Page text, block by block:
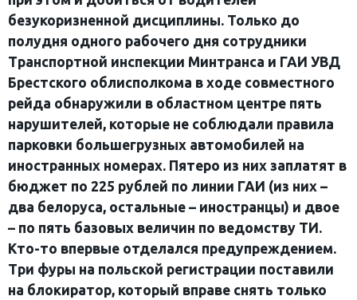
безукоризненной дисциплины. Только до
полудня одного рабочего дня сотрудники
Транспортной инспекции Минтранса и ГАИ УВД
Брестского облисполкома в ходе совместного
рейда обнаружили в областном центре пять
нарушителей, которые не соблюдали правила
парковки большегрузных автомобилей на
иностранных номерах. Пятеро из них заплатят в
бюджет по 225 рублей по линии ГАИ (из них –
два белоруса, остальные – иностранцы) и двое
– по пять базовых величин по ведомству ТИ.
Кто-то впервые отделался предупреждением.
Три фуры на польской регистрации поставили
на блокиратор, который вправе снять только